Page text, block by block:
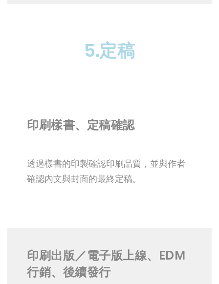
5.定稿
印刷樣書、定稿確認
透過樣書的印製確認印刷品質，並與作者
確認內文與封面的最終定稿。
印刷出版／電子版上線、EDM
行銷、後續發行